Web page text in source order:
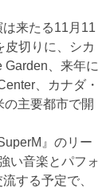
来たる11月11
皮切りに、シカ
Garden、来年に
、カナダ・
主要都市で開
』のリー
い音楽とパフォ
する予定で、